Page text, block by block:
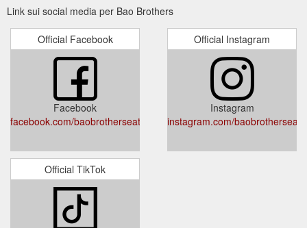
Link sui social media per Bao Brothers
Official Facebook
Facebook
facebook.com/baobrotherseatery
Official Instagram
Instagram
instagram.com/
Official TikTok